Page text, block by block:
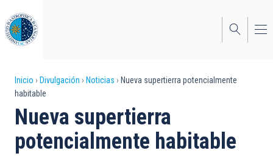
al
contenido
principal
Sobrescribir
enlaces
de
ayuda
Inicio Divulgación Noticias
Nueva supertierra potencialmente
habitable
Nueva supertierra
potencialmente habitable